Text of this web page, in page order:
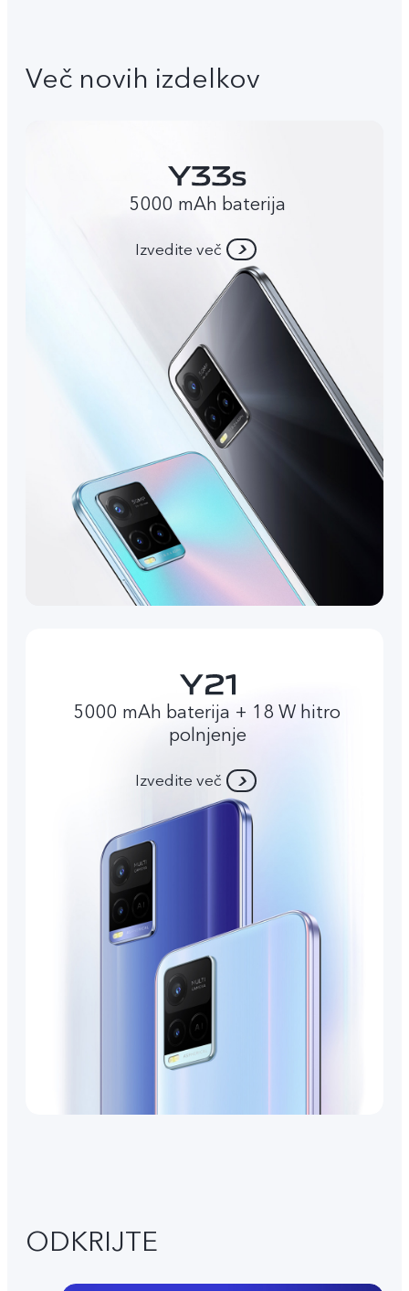
Več novih izdelkov
5000 mAh baterija
Izvedite več
5000 mAh baterija + 18 W hitro
polnjenje
Izvedite več
ODKRIJTE